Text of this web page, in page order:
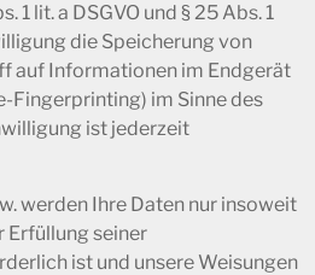
1 lit. a DSGVO und § 25 Abs. 1
die Speicherung von
auf Informationen im Endgerät
Fingerprinting) im Sinne des
ist jederzeit
werden Ihre Daten nur insoweit
Erfüllung seiner
ist und unsere Weisungen